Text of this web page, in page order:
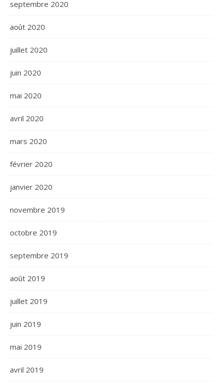
septembre 2020
août 2020
juillet 2020
juin 2020
mai 2020
avril 2020
mars 2020
février 2020
janvier 2020
novembre 2019
octobre 2019
septembre 2019
août 2019
juillet 2019
juin 2019
mai 2019
avril 2019